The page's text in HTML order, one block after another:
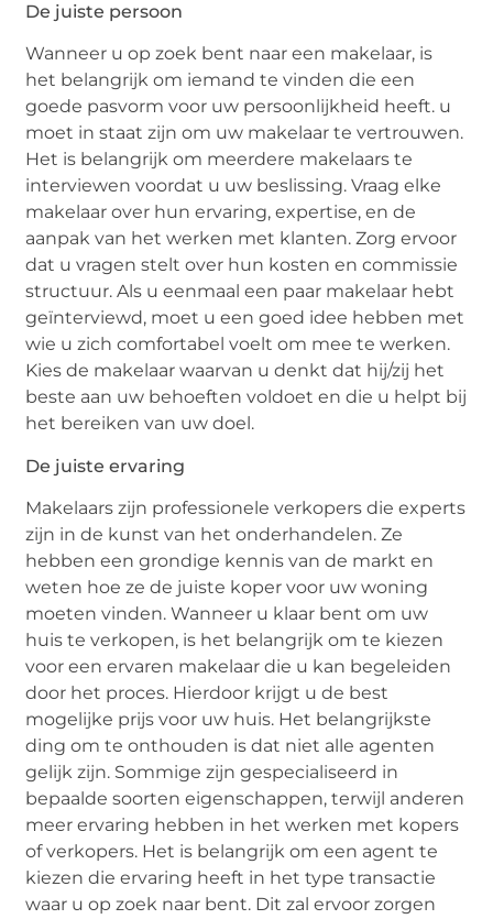
De juiste persoon
Wanneer u op zoek bent naar een makelaar, is
het belangrijk om iemand te vinden die een
goede pasvorm voor uw persoonlijkheid heeft. u
moet in staat zijn om uw makelaar te vertrouwen.
Het is belangrijk om meerdere makelaars te
interviewen voordat u uw beslissing. Vraag elke
makelaar over hun ervaring, expertise, en de
aanpak van het werken met klanten. Zorg ervoor
dat u vragen stelt over hun kosten en commissie
structuur. Als u eenmaal een paar makelaar hebt
geïnterviewd, moet u een goed idee hebben met
wie u zich comfortabel voelt om mee te werken.
Kies de makelaar waarvan u denkt dat hij/zij het
beste aan uw behoeften voldoet en die u helpt bij
het bereiken van uw doel.
De juiste ervaring
Makelaars zijn professionele verkopers die experts
zijn in de kunst van het onderhandelen. Ze
hebben een grondige kennis van de markt en
weten hoe ze de juiste koper voor uw woning
moeten vinden. Wanneer u klaar bent om uw
huis te verkopen, is het belangrijk om te kiezen
voor een ervaren makelaar die u kan begeleiden
door het proces. Hierdoor krijgt u de best
mogelijke prijs voor uw huis. Het belangrijkste
ding om te onthouden is dat niet alle agenten
gelijk zijn. Sommige zijn gespecialiseerd in
bepaalde soorten eigenschappen, terwijl anderen
meer ervaring hebben in het werken met kopers
of verkopers. Het is belangrijk om een agent te
kiezen die ervaring heeft in het type transactie
waar u op zoek naar bent. Dit zal ervoor zorgen